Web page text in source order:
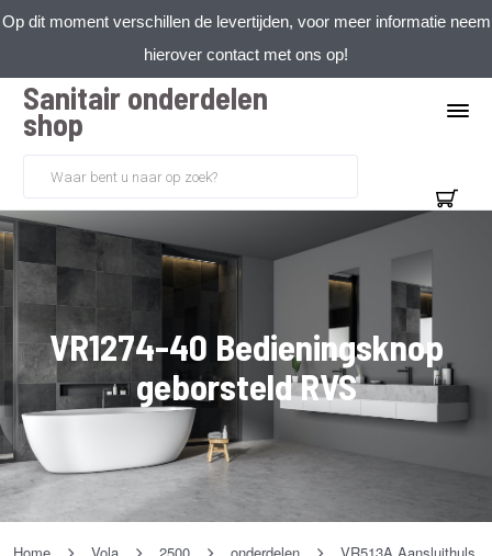
Op dit moment verschillen de levertijden, voor meer informatie neem
hierover contact met ons op!
Sanitair onderdelen
shop
VR1274-40 Bedieningsknop
geborsteld RVS